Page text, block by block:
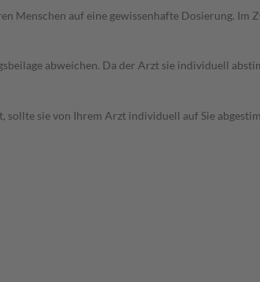
Menschen auf eine gewissenhafte Dosierung.
abweichen. Da der Arzt sie individuell
sie von Ihrem Arzt individuell auf Sie